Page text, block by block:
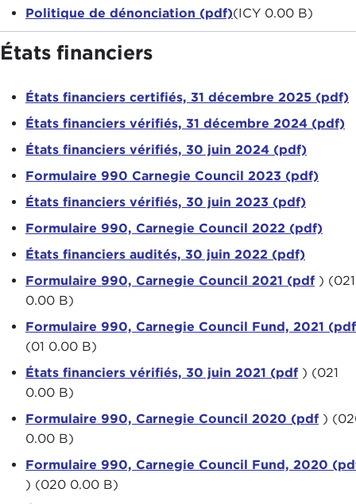
2005 (pdf)
2004 (pdf)
2003 (pdf)
Politique de dénonciation (pdf)(ICY 0.00 B)
États financiers
États financiers certifiés, 31 décembre 2025 (pdf)
États financiers vérifiés, 31 décembre 2024 (pdf)
États financiers vérifiés, 30 juin 2024 (pdf)
Formulaire 990 Carnegie Council 2023 (pdf)
États financiers vérifiés, 30 juin 2023 (pdf)
Formulaire 990, Carnegie Council 2022 (pdf)
États financiers audités, 30 juin 2022 (pdf)
Formulaire 990, Carnegie Council 2021 (pdf ) (021
0.00 B)
Formulaire 990, Carnegie Council Fund, 2021 (pdf
(01 0.00 B)
États financiers vérifiés, 30 juin 2021 (pdf ) (021
0.00 B)
Formulaire 990, Carnegie Council 2020 (pdf )
0.00 B)
Formulaire 990, Carnegie Council Fund, 2020
) (020 0.00 B)